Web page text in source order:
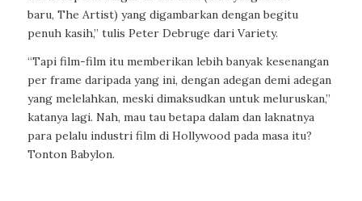
baru, The Artist) yang digambarkan dengan begitu
penuh kasih,” tulis Peter Debruge dari Variety.
“Tapi film-film itu memberikan lebih banyak kesenangan
per frame daripada yang ini, dengan adegan demi adegan
yang melelahkan, meski dimaksudkan untuk meluruskan,”
katanya lagi. Nah, mau tau betapa dalam dan laknatnya
para pelalu industri film di Hollywood pada masa itu?
Tonton Babylon.